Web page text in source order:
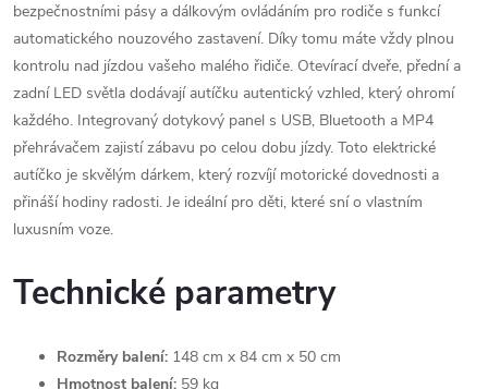
bezpečnostními pásy a dálkovým ovládáním pro rodiče s funkcí
automatického nouzového zastavení. Díky tomu máte vždy plnou
kontrolu nad jízdou vašeho malého řidiče. Otevírací dveře, přední a
zadní LED světla dodávají autíčku autentický vzhled, který ohromí
každého. Integrovaný dotykový panel s USB, Bluetooth a MP4
přehrávačem zajistí zábavu po celou dobu jízdy. Toto elektrické
autíčko je skvělým dárkem, který rozvíjí motorické dovednosti a
přináší hodiny radosti. Je ideální pro děti, které sní o vlastním
luxusním voze.
Technické parametry
Rozměry balení: 148 cm x 84 cm x 50 cm
Hmotnost balení: 59 kg